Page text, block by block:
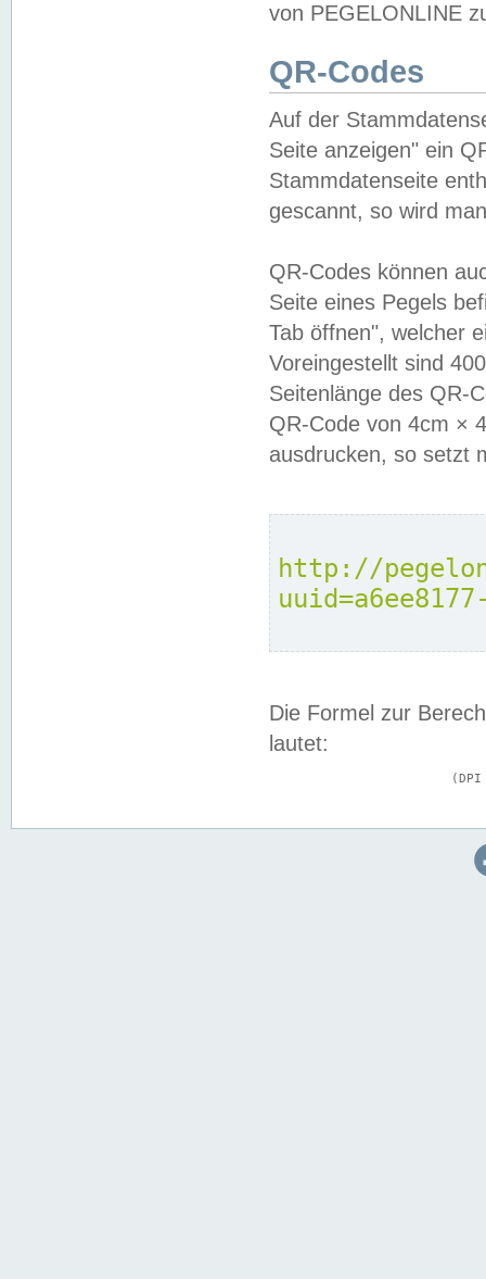
von PEGELONLINE
QR-Codes
Auf der
Seite anzeigen" ein
Stammdatenseite
gescannt, so wird
QR-Codes können
Seite eines Pegels
Tab öffnen", welcher
Voreingestellt sind
Seitenlänge des QR-
QR-Code von 4cm ×
ausdrucken, so setzt
http://
Die Formel zur
lautet: